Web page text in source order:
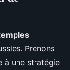
Prenons
à une stratégie